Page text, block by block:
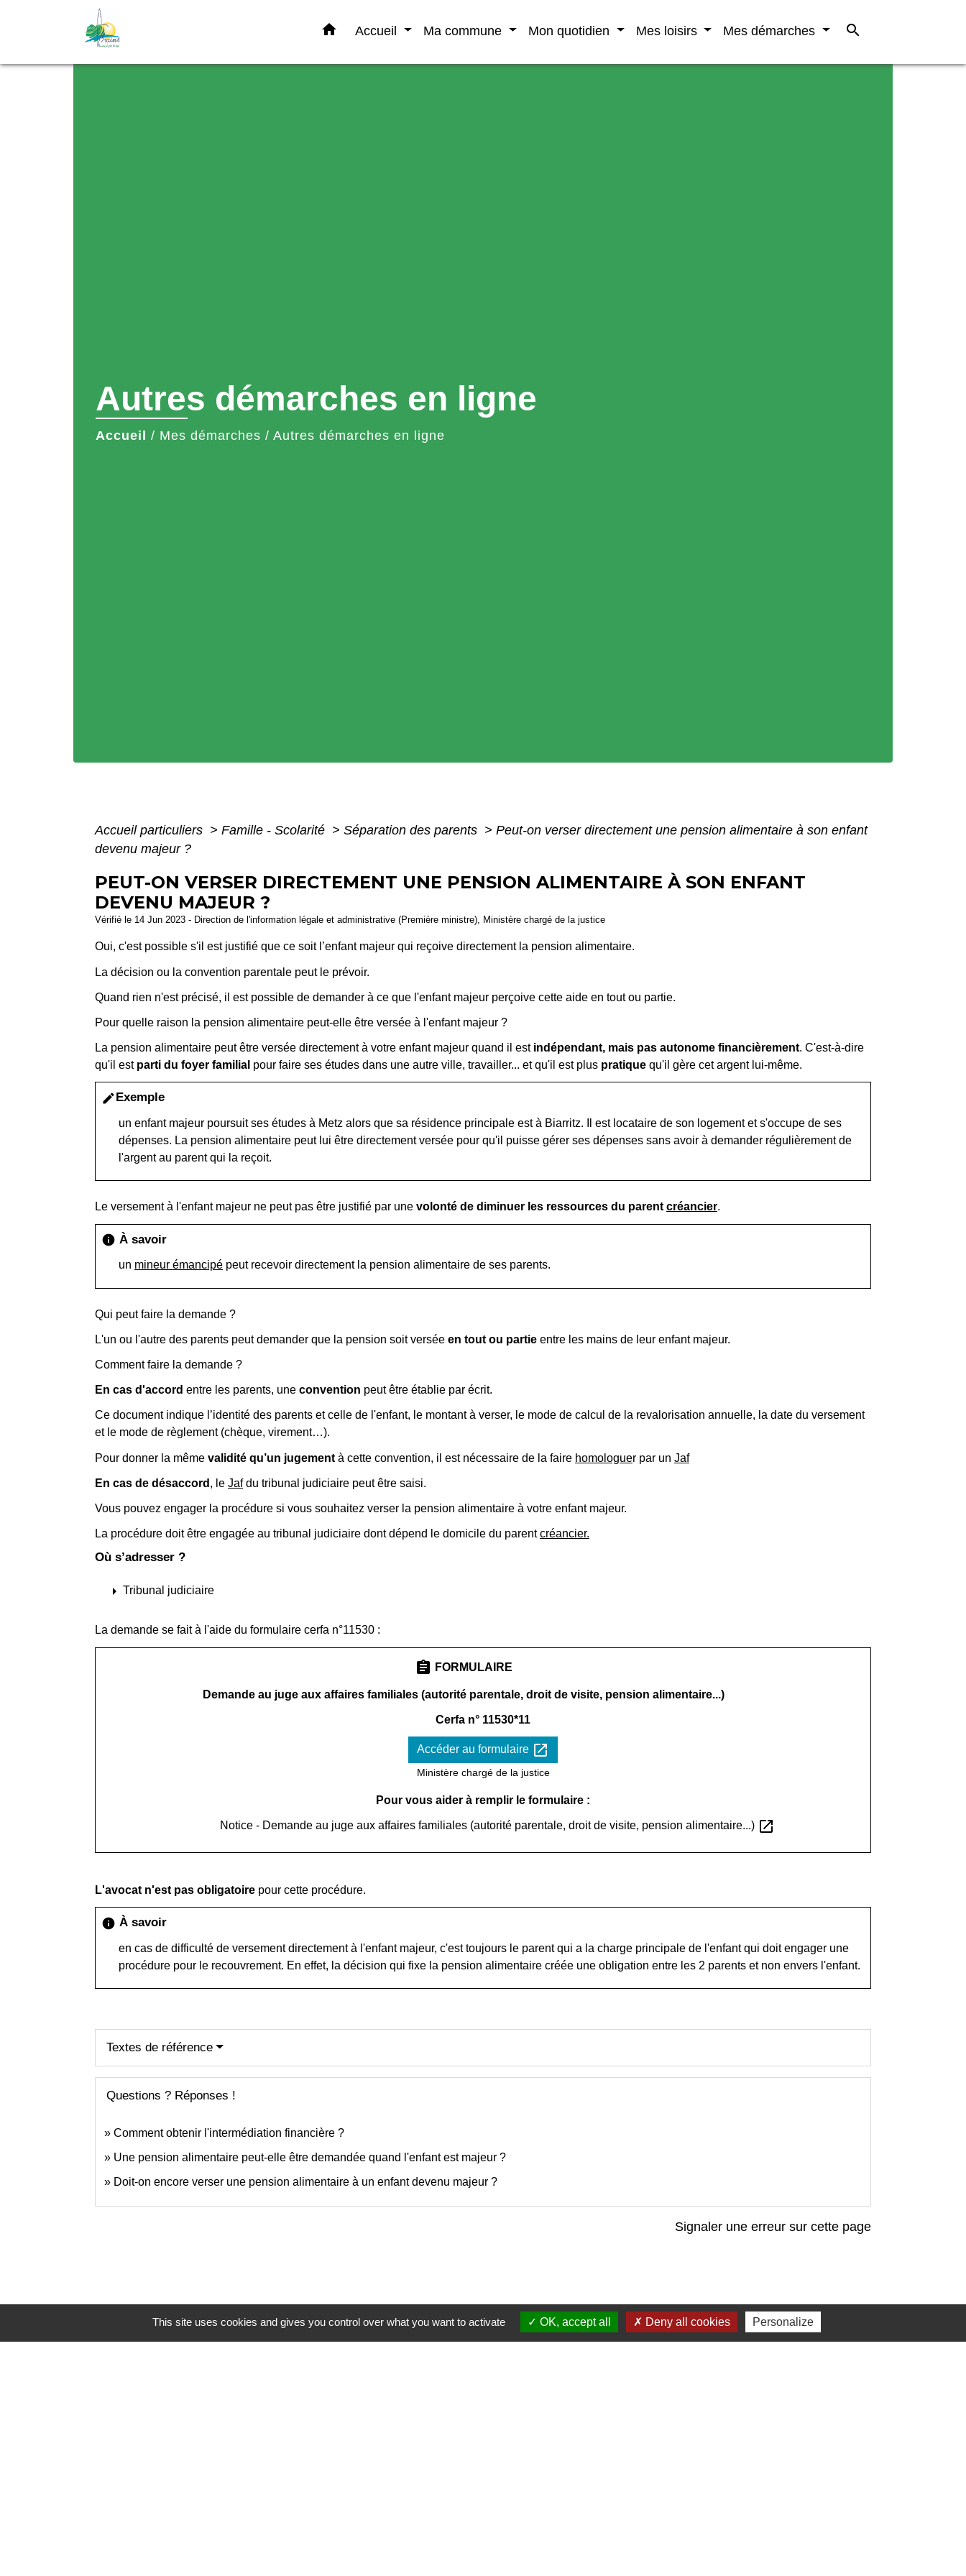
home Accueil Ma commune Mon quotidien Mes loisirs Mes démarches search
Autres démarches en ligne
Accueil / Mes démarches / Autres démarches en ligne
Accueil particuliers > Famille - Scolarité > Séparation des parents > Peut-on verser directement une pension alimentaire à son enfant
devenu majeur ?
PEUT-ON VERSER DIRECTEMENT UNE PENSION ALIMENTAIRE À SON ENFANT
DEVENU MAJEUR ?
Vérifié le 14 Jun 2023 - Direction de l'information légale et administrative (Première ministre), Ministère chargé de la justice
Oui, c'est possible s'il est justifié que ce soit l’enfant majeur qui reçoive directement la pension alimentaire.
La décision ou la convention parentale peut le prévoir.
Quand rien n'est précisé, il est possible de demander à ce que l'enfant majeur perçoive cette aide en tout ou partie.
Pour quelle raison la pension alimentaire peut-elle être versée à l'enfant majeur ?
La pension alimentaire peut être versée directement à votre enfant majeur quand il est indépendant, mais pas autonome financièrement. C'est-à-dire
qu'il est parti du foyer familial pour faire ses études dans une autre ville, travailler... et qu'il est plus pratique qu'il gère cet argent lui-même.
edit Exemple
un enfant majeur poursuit ses études à Metz alors que sa résidence principale est à Biarritz. Il est locataire de son logement et s'occupe de ses
dépenses. La pension alimentaire peut lui être directement versée pour qu'il puisse gérer ses dépenses sans avoir à demander régulièrement de
l'argent au parent qui la reçoit.
Le versement à l'enfant majeur ne peut pas être justifié par une volonté de diminuer les ressources du parentcréancier.
info À savoir
un mineur émancipé peut recevoir directement la pension alimentaire de ses parents.
Qui peut faire la demande ?
L'un ou l'autre des parents peut demander que la pension soit versée en tout ou partie entre les mains de leur enfant majeur.
Comment faire la demande ?
En cas d'accord entre les parents, une convention peut être établie par écrit.
Ce document indique l’identité des parents et celle de l'enfant, le montant à verser, le mode de calcul de la revalorisation annuelle, la date du versement
et le mode de règlement (chèque, virement…).
Pour donner la même validité qu’un jugement à cette convention, il est nécessaire de la faire homologuer par un Jaf
En cas de désaccord , le Jafdu tribunal judiciaire peut être saisi.
Vous pouvez engager la procédure si vous souhaitez verser la pension alimentaire à votre enfant majeur.
La procédure doit être engagée au tribunal judiciaire dont dépend le domicile du parentcréancier.
Où s’adresser ?
arrow_right Tribunal judiciaire
La demande se fait à l'aide du formulaire cerfa n°11530 :
assignment FORMULAIRE
Demande au juge aux affaires familiales (autorité parentale, droit de visite, pension alimentaire...)
Cerfa n° 11530*11
Accéder au formulaire open_in_new
Ministère chargé de la justice
Pour vous aider à remplir le formulaire :
Notice - Demande au juge aux affaires familiales (autorité parentale, droit de visite, pension alimentaire...) open_in_new
L'avocat n'est pas obligatoire pour cette procédure.
info À savoir
en cas de difficulté de versement directement à l'enfant majeur, c'est toujours le parent qui a la charge principale de l'enfant qui doit engager une
procédure pour le recouvrement. En effet, la décision qui fixe la pension alimentaire créée une obligation entre les 2 parents et non envers l'enfant.
Textes de référence
Questions ? Réponses !
Comment obtenir l'intermédiation financière ?
Une pension alimentaire peut-elle être demandée quand l'enfant est majeur ?
Doit-on encore verser une pension alimentaire à un enfant devenu majeur ?
Signaler une erreur sur cette page
This site uses cookies and gives you control over what you want to activate OK, accept all Deny all cookies Personalize